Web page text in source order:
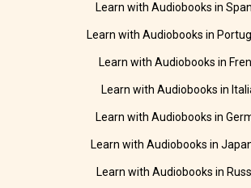
Learn with Audiobooks in
Learn with Audiobooks in
Learn with Audiobooks in
Learn with Audiobooks in
Learn with Audiobooks in
Learn with Audiobooks in
Learn with Audiobooks in